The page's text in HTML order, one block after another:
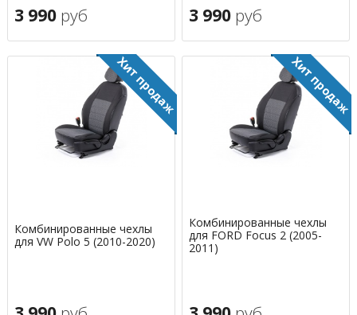
3 990 руб 3 990 руб
Комбинированные чехлы
для VW Polo 5 (2010-2020)
Комбинированные чехлы
для FORD Focus 2 (2005-
2011)